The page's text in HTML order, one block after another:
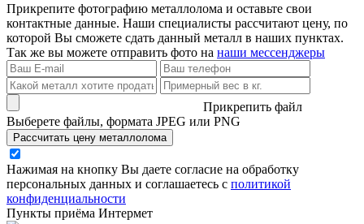
Прикрепите фотографию металлолома и оставьте свои
контактные данные. Наши специалисты рассчитают цену, по
которой Вы сможете сдать данный металл в наших пунктах.
Так же вы можете отправить фото на наши мессенджеры
Прикрепить файл
Выберете файлы, формата JPEG или PNG
Рассчитать цену металлолома
Нажимая на кнопку Вы даете согласие на обработку
персональных данных и соглашаетесь с политикой
конфиденциальности
Пункты приёма Интермет